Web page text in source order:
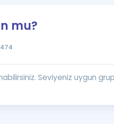
mu?
Seviyeniz uygun